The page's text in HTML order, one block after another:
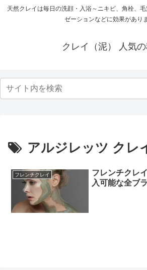
天然クレイは毎日の洗顔・入浴～ニキビ、角栓、
ゼーションなどに効果があり
クレイ（泥） 人気
アルジレッツ クレ
フレンチクレイ
フレンチクレ
入可能な全ブ